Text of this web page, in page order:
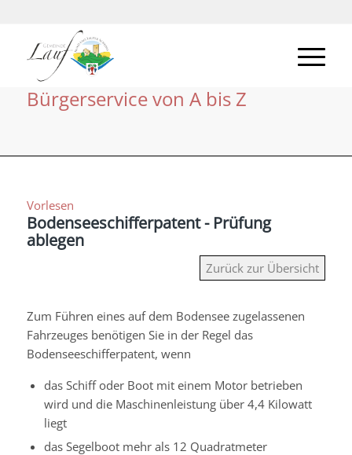
Bürgerservice von A bis Z
Vorlesen
Bodenseeschifferpatent - Prüfung
ablegen
Zurück zur Übersicht
Zum Führen eines auf dem Bodensee zugelassenen
Fahrzeuges benötigen Sie in der Regel das
Bodenseeschifferpatent, wenn
das Schiff oder Boot mit einem Motor betrieben
wird und die Maschinenleistung über 4,4 Kilowatt
liegt
das Segelboot mehr als 12 Quadratmeter